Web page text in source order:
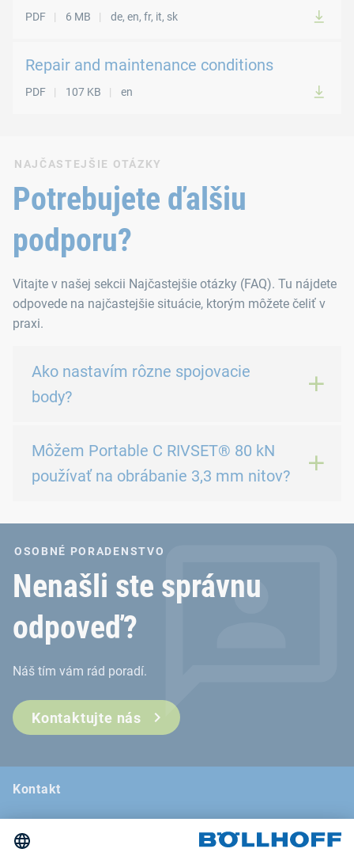
PDF 6 MB de, en, fr, it, sk
Repair and maintenance conditions
PDF 107 KB en
NAJČASTEJŠIE OTÁZKY
Potrebujete ďalšiu
podporu?
Vitajte v našej sekcii Najčastejšie otázky (FAQ). Tu nájdete
odpovede na najčastejšie situácie, ktorým môžete čeliť v
praxi.
Ako nastavím rôzne spojovacie
body?
Môžem Portable C RIVSET® 80 kN
používať na obrábanie 3,3 mm nitov?
OSOBNÉ PORADENSTVO
Nenašli ste správnu
odpoveď?
Náš tím vám rád poradí.
Kontaktujte nás
Kontakt
Veľtrhy a semináre